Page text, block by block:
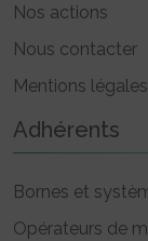
Nos actions
Nous contacter
Mentions légales
Adhérents
Bornes et
Opérateurs de